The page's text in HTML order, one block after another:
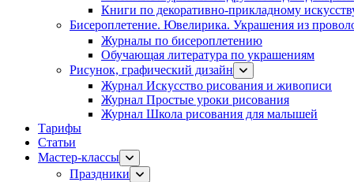
Книги по декоративно-прикладному
Бисероплетение. Ювелирика. Украшения из
Журналы по бисероплетению
Обучающая литература по украшениям
Рисунок, графический дизайн
Журнал Искусство рисования и живописи
Журнал Простые уроки рисования
Журнал Школа рисования для малышей
Тарифы
Статьи
Мастер-классы
Праздники